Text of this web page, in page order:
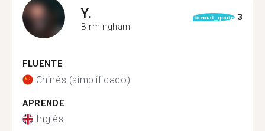
Y.
Birmingham
format_quote 3
FLUENTE
Chinês (simplificado)
APRENDE
Inglês